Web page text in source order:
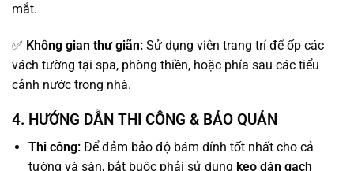
mắt.
✅ Không gian thư giãn: Sử dụng viên trang trí để ốp các
vách tường tại spa, phòng thiền, hoặc phía sau các tiểu
cảnh nước trong nhà.
4. HƯỚNG DẪN THI CÔNG & BẢO QUẢN
Thi công:Để đảm bảo độ bám dính tốt nhất cho cả
tường và sàn, bắt buộc phải sử dụng keo dán gạch